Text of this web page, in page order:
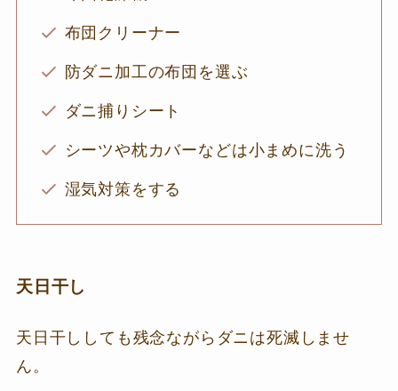
布団クリーナー
防ダニ加工の布団を選ぶ
ダニ捕りシート
シーツや枕カバーなどは小まめに洗う
湿気対策をする
天日干し
天日干ししても残念ながらダニは死滅しませ
ん。